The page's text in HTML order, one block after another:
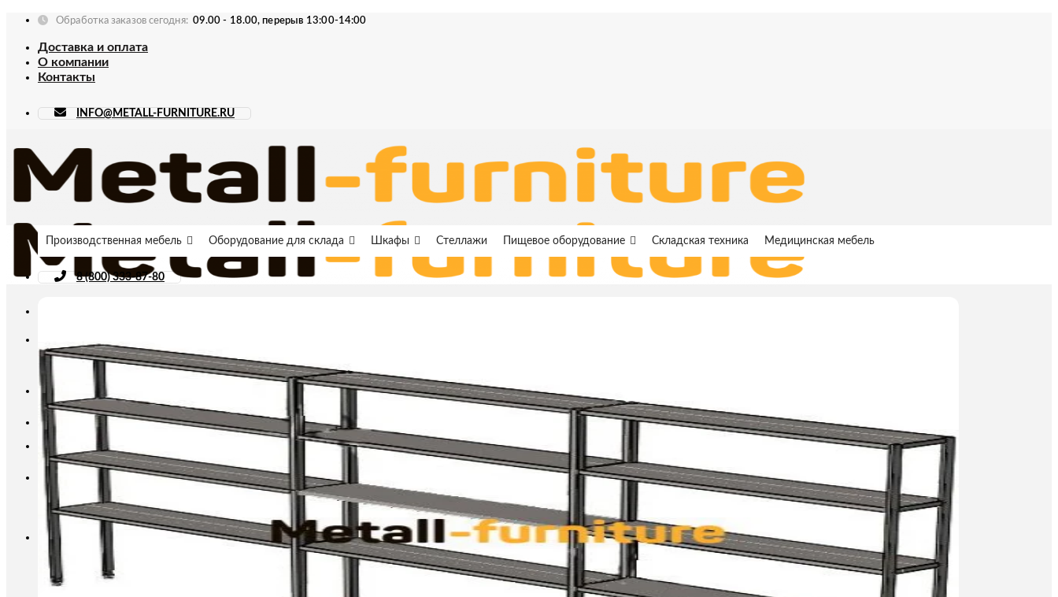
Skip
content
Обработка заказов сегодня: 09.00 - 18.00, перерыв 13:00-14:00
Доставка и оплата
О компании
Контакты
INFO@METALL-FURNITURE.RU
INFO@METALL-FURNITURE.RU
8 (800) 333-87-80
Корзина
Корзина пуста.
Производственная мебель Оборудование для склада Шкафы Стеллажи Пищевое оборудование Складская техника Медицинская мебель
8 (800) 333-87-80